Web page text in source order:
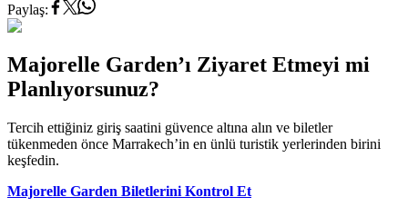
Paylaş:
Majorelle Garden’ı Ziyaret Etmeyi mi
Planlıyorsunuz?
Tercih ettiğiniz giriş saatini güvence altına alın ve biletler
tükenmeden önce Marrakech’in en ünlü turistik yerlerinden birini
keşfedin.
Majorelle Garden Biletlerini Kontrol Et